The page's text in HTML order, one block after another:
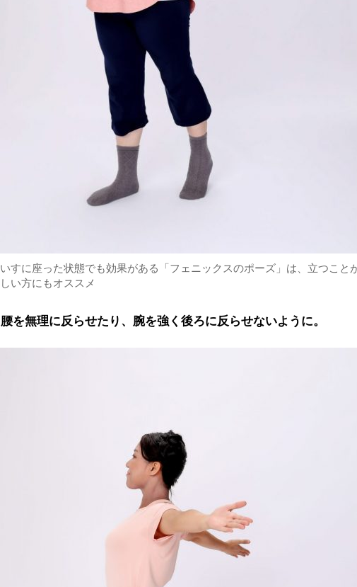
いすに座った状態でも効果がある「フェニックスのポーズ」は、立つこと
しい方にもオススメ
を無理に反らせたり、腕を強く後ろに反らせないように。